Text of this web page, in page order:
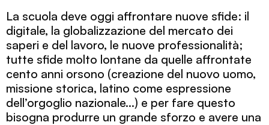
La scuola deve oggi affrontare nuove sfide: il
digitale, la globalizzazione del mercato dei
saperi e del lavoro, le nuove professionalità;
tutte sfide molto lontane da quelle affrontate
cento anni orsono (creazione del nuovo uomo,
missione storica, latino come espressione
dell’orgoglio nazionale…) e per fare questo
bisogna produrre un grande sforzo e avere una